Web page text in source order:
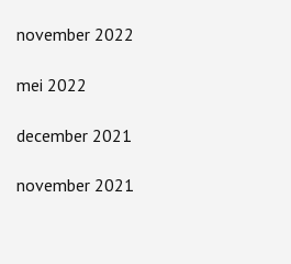
november 2022
mei 2022
december 2021
november 2021